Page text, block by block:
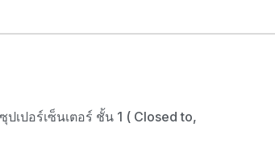
เปอร์เซ็นเตอร์ ชั้น 1 ( Closed to,